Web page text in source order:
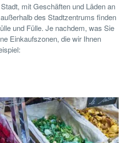
mit Geschäften und Läden an
des Stadtzentrums finden
und Fülle. Je nachdem, was Sie
Einkaufszonen, die wir Ihnen